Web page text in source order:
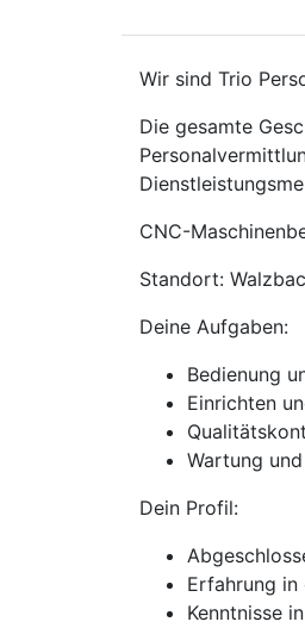
Wir sind Trio
Die gesamte
CNC-
Standort:
Deine Aufgaben:
Bedienung
Einrichten
Wartung
Dein Profil:
Erfahrung in
Kenntnisse